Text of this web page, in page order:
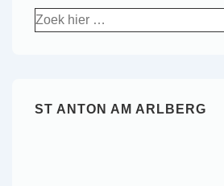
Zoek
naar:
ST ANTON AM ARLBERG